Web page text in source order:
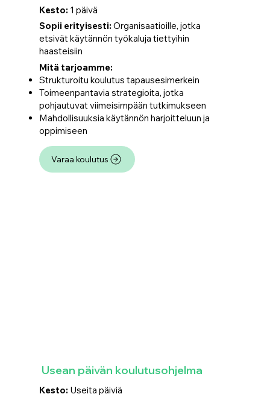
Kesto: 1 päivä
Sopii erityisesti: Organisaatioille, jotka
etsivät käytännön työkaluja tiettyihin
haasteisiin
Mitä tarjoamme:
Strukturoitu koulutus tapausesimerkein
Toimeenpantavia strategioita, jotka
pohjautuvat viimeisimpään tutkimukseen
Mahdollisuuksia käytännön harjoitteluun ja
oppimiseen
Varaa koulutus
Usean päivän koulutusohjelma
Kesto: Useita päiviä